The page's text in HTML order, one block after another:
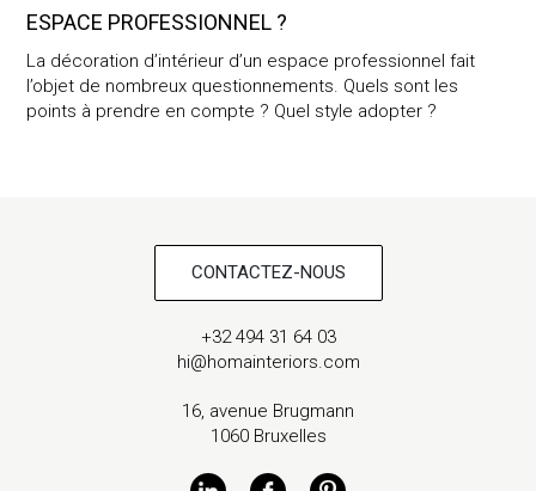
ESPACE PROFESSIONNEL ?
La décoration d’intérieur d’un espace professionnel fait
l’objet de nombreux questionnements. Quels sont les
points à prendre en compte ? Quel style adopter ?
CONTACTEZ-NOUS
+32 494 31 64 03
hi@homainteriors.com
16, avenue Brugmann
1060 Bruxelles